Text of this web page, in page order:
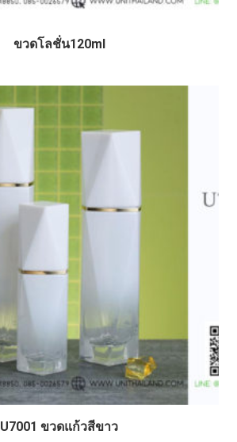
ขวดโลชั่น120ml
U7001 ขวดแก้วสีขาว